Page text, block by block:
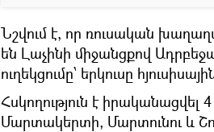
Նշվում է, որ ռուսական
են Լաչինի միջանցքով
ուղեկցումը՝ երկուսը
Հսկողություն է իրականացվել
Մարտակերտի, Մարտունու և